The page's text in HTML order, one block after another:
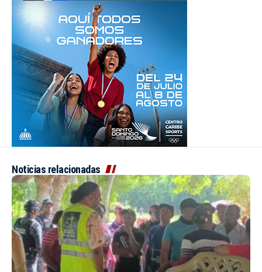
Noticias relacionadas